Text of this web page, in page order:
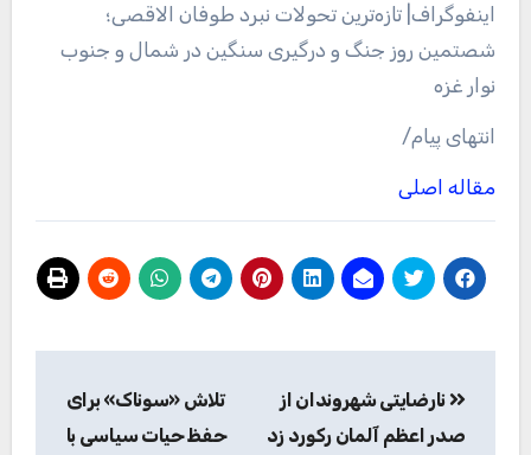
اینفوگراف| تازه‌ترین تحولات نبرد طوفان الاقصی؛
شصتمین روز جنگ و درگیری سنگین در شمال و جنوب
نوار غزه
انتهای پیام/
مقاله اصلی
نوشته
نارضایتی شهروندان از
صدر اعظم آلمان رکورد زد
تلاش «سوناک» برای
حفظ حیات سیاسی با